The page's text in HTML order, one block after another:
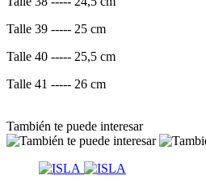
Talle 39 ----- 25 cm
Talle 40 ----- 25,5 cm
Talle 41 ----- 26 cm
También te puede interesar